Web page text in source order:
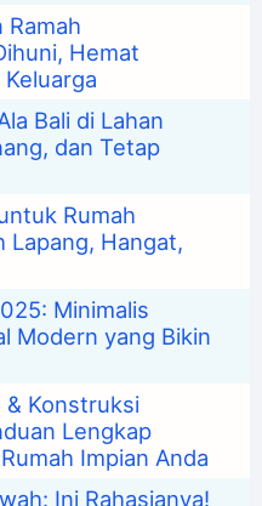
Ramah
Hemat
Bali di Lahan
dan Tetap
Rumah
Lapang, Hangat,
Minimalis
Modern yang Bikin
& Konstruksi
Lengkap
Impian Anda
Ini Rahasianya!